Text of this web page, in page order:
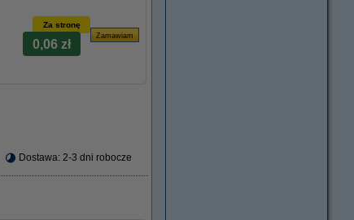
Za stronę
0,06 zł
Dostawa: 2-3 dni robocze